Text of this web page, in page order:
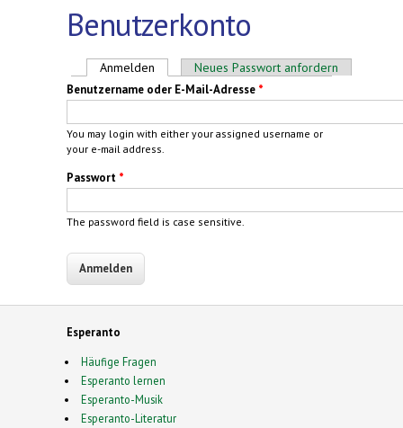
Benutzerkonto
Haupt-Reiter
Anmelden (aktiver Reiter)
Neues Passwort anfordern
Benutzername oder E-Mail-Adresse *
You may login with either your assigned username or
your e-mail address.
Passwort *
The password field is case sensitive.
Esperanto
Häufige Fragen
Esperanto lernen
Esperanto-Musik
Esperanto-Literatur